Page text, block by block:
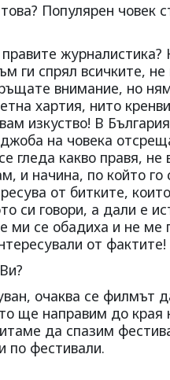
Популярен
ги спрял всичките,
внимание, но
хартия, нито
изкуство! В
на човека
гледа какво правя, не
и начина, по който
от битките,
си говори, а дали е
ми се обадиха и не
от фактите!
очаква се филмът
ще направим до
да спазим
по фестивали.